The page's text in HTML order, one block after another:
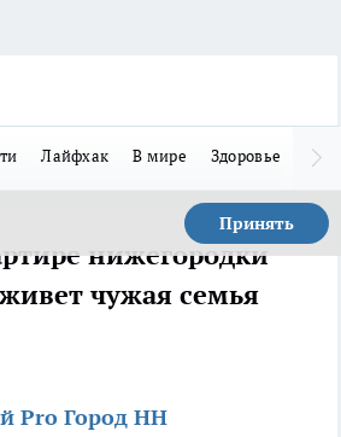
Лайфхак В мире Здоровье
Принять
нижегородки
чужая семья
Pro Город НН